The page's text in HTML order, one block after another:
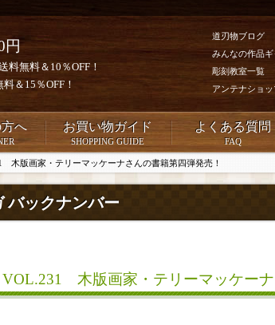
円
料無料＆10％OFF！
＆15％OFF！
道刃物ブログ
みんなの作品ギ
彫刻教室一覧
アンテナショッ
へ お買い物ガイド
SHOPPING GUIDE
よくある質問
FAQ
木版画家・テリーマッケーナさんの書籍第四弾発売！
バックナンバー
木版画家・テリーマッケーナ